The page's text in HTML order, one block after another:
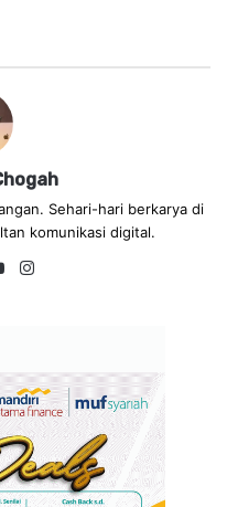
Sehari-hari berkarya di
komunikasi digital.
Yo